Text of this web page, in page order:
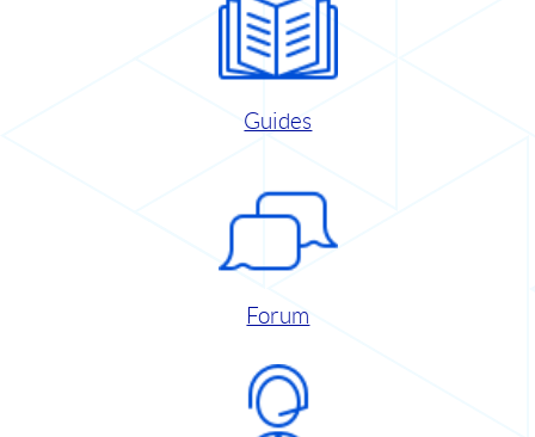
Guides
Forum